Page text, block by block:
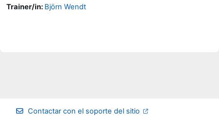
Trainer/in: Björn Wendt
Contactar con el soporte del sitio